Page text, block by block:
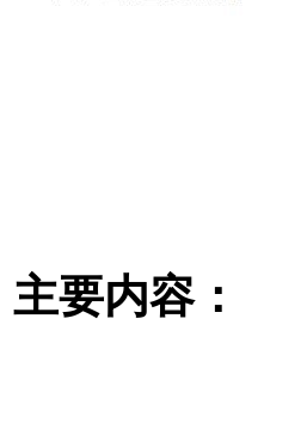
主要内容：